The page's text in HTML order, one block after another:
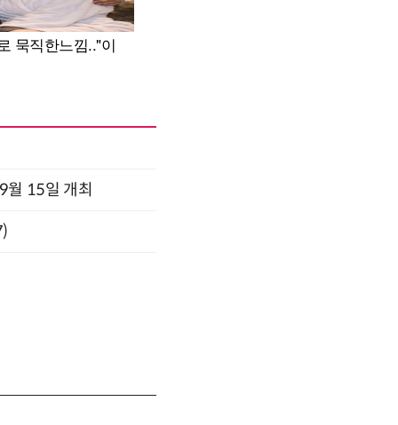
월 15일 개최